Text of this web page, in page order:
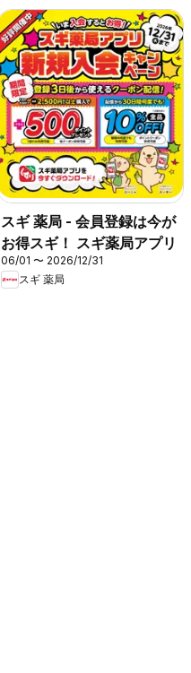
スギ 薬局 - 会員登録は今が
お得スギ！ スギ薬局アプリ
06/01 〜 2026/12/31
スギ 薬局